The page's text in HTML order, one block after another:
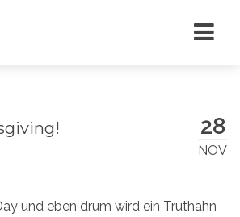
28
NOV
und eben drum wird ein Truthahn